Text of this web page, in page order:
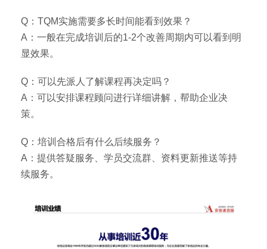
Q：TQM实施需要多长时间能看到效果？
A：一般在完成培训后的1-2个改善周期内可以看到明
显效果。
Q：可以先派人了解课程再决定吗？
A：可以安排课程顾问进行详细讲解，帮助企业决
策。
Q：培训合格后有什么后续服务？
A：提供答疑服务、学员交流群、资料更新推送等持
续服务。